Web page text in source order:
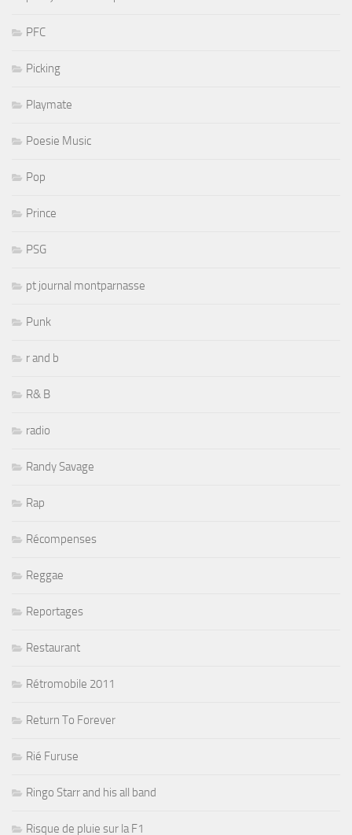
PFC
Picking
Playmate
Poesie Music
Pop
Prince
PSG
pt journal montparnasse
Punk
r and b
R& B
radio
Randy Savage
Rap
Récompenses
Reggae
Reportages
Restaurant
Rétromobile 2011
Return To Forever
Rié Furuse
Ringo Starr and his all band
Risque de pluie sur la F1